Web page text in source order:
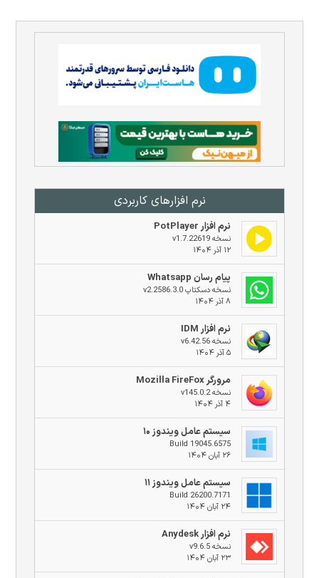
نرم افزار‌های کاربردی
نرم افزار PotPlayer
نسخه v1.7.22619
۱۲ آذر ۱۴۰۴
پیام رسان Whatsapp
نسخه دسکتاپ v2.2586.3.0
۸ آذر ۱۴۰۴
نرم افزار IDM
نسخه v6.42.56
۵ آذر ۱۴۰۴
مرورگر Mozilla FireFox
نسخه v145.0.2
۴ آذر ۱۴۰۴
سیستم عامل ویندوز ۱۰
Build 19045.6575
۲۶ آبان ۱۴۰۴
سیستم عامل ویندوز ۱۱
Build 26200.7171
۲۴ آبان ۱۴۰۴
نرم افزار Anydesk
نسخه v9.6.5
۲۳ آبان ۱۴۰۴